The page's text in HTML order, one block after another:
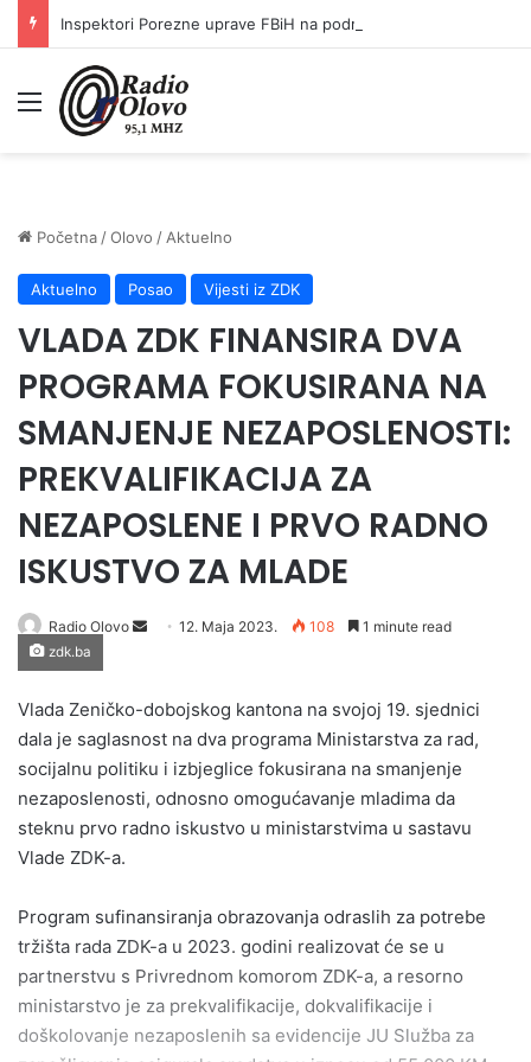
Meni
Početna /Olovo / Aktuelno
Aktuelno Posao Vijesti iz ZDK
VLADA ZDK FINANSIRA DVA
PROGRAMA FOKUSIRANA NA
SMANJENJE NEZAPOSLENOSTI:
PREKVALIFIKACIJA ZA
NEZAPOSLENE I PRVO RADNO
ISKUSTVO ZA MLADE
Radio Olovo
Send12. Maja 2023. 108 1 minute read
zdk.ba
Vlada Zeničko-dobojskog kantona na svojoj 19. sjednici
dala je saglasnost na dva programa Ministarstva za rad,
socijalnu politiku i izbjeglice fokusirana na smanjenje
nezaposlenosti, odnosno omogućavanje mladima da
steknu prvo radno iskustvo u ministarstvima u sastavu
Vlade ZDK-a.
Program sufinansiranja obrazovanja odraslih za potrebe
tržišta rada ZDK-a u 2023. godini realizovat će se u
partnerstvu s Privrednom komorom ZDK-a, a resorno
ministarstvo je za prekvalifikacije, dokvalifikacije i
doškolovanje nezaposlenih sa evidencije JU Služba za